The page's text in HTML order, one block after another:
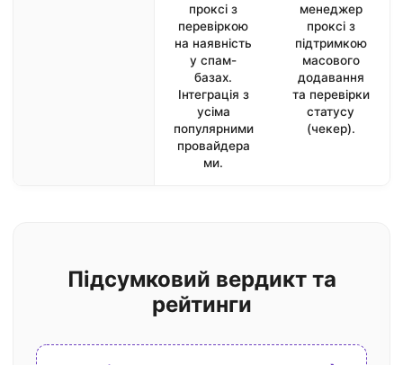
проксі з
перевіркою
на наявність
у спам-
базах.
Інтеграція з
усіма
популярними
провайдера
ми.
менеджер
проксі з
підтримкою
масового
додавання
та перевірки
статусу
(чекер).
Підсумковий вердикт та
рейтинги